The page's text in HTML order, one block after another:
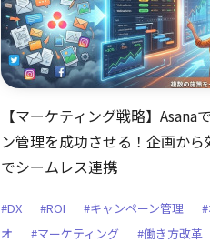
【マーケティング戦略】Asana
ン管理を成功させる！企画から
でシームレス連携
#DX #ROI #キャンペーン管理
オ
#マーケティング #働き方改革